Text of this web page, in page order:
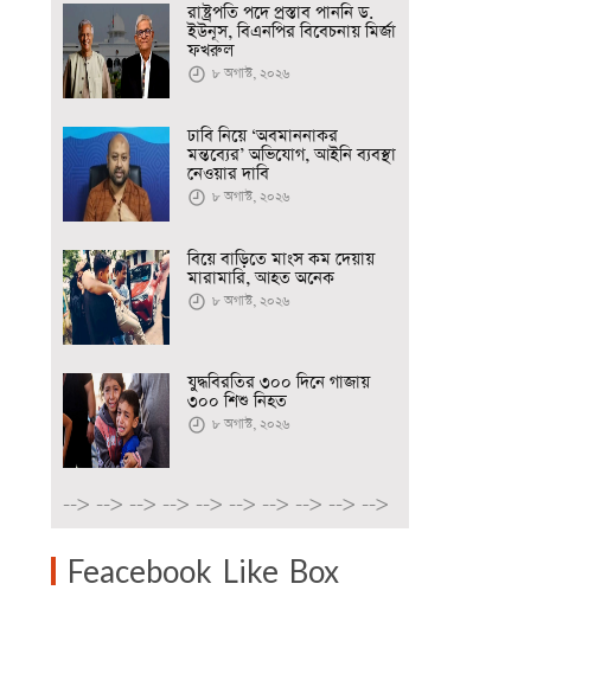
রাষ্ট্রপতি পদে প্রস্তাব পাননি ড.
ইউনূস, বিএনপির বিবেচনায় মির্জা
ফখরুল
৮ অগাস্ট, ২০২৬
ঢাবি নিয়ে ‘অবমাননাকর
মন্তব্যের’ অভিযোগ, আইনি ব্যবস্থা
নেওয়ার দাবি
৮ অগাস্ট, ২০২৬
বিয়ে বাড়িতে মাংস কম দেয়ায়
মারামারি, আহত অনেক
৮ অগাস্ট, ২০২৬
যুদ্ধবিরতির ৩০০ দিনে গাজায়
৩০০ শিশু নিহত
৮ অগাস্ট, ২০২৬
--> --> --> --> --> --> --> --> --> -->
Feacebook Like Box